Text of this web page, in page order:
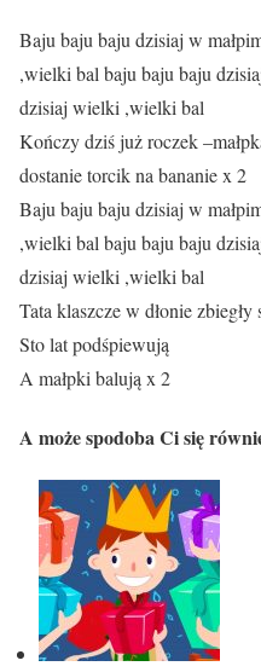
Baju baju baju dzisiaj w
,wielki bal baju baju baju
dzisiaj wielki ,wielki bal
Kończy dziś już roczek
dostanie torcik na bananie x 2
Baju baju baju dzisiaj w
,wielki bal baju baju baju
dzisiaj wielki ,wielki bal
Tata klaszcze w dłonie zbiegły
Sto lat podśpiewują
A małpki balują x 2
A może spodoba Ci się